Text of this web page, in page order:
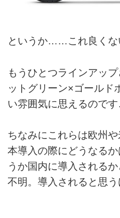
というか……これ良くな
もうひとつラインアッ
ットグリーン×ゴールド
い雰囲気に思えるので
ちなみにこれらは欧州
本導入の際にどうなる
うか国内に導入される
不明。導入されると思う